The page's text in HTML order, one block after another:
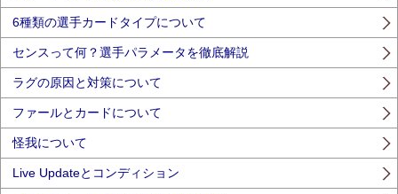
6種類の選手カードタイプについて
センスって何？選手パラメータを徹底解説
ラグの原因と対策について
ファールとカードについて
怪我について
Live Updateとコンディション